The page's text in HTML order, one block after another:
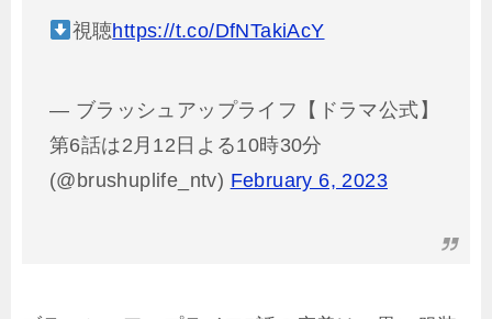
視聴https://t.co/DfNTakiAcY
— ブラッシュアップライフ【ドラマ公式】
第6話は2月12日よる10時30分
(@brushuplife_ntv) February 6, 2023